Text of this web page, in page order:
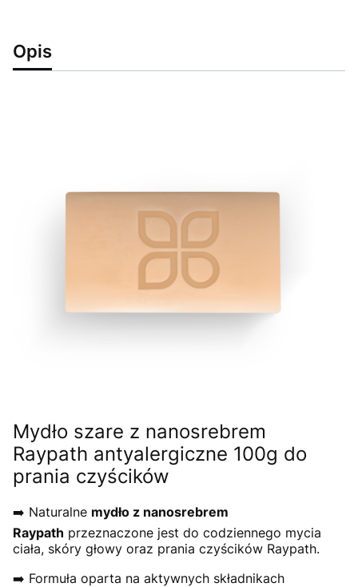
Opis
Mydło szare z nanosrebrem
Raypath antyalergiczne 100g do
prania czyścików
➡️ Naturalne mydło z nanosrebrem
Raypath przeznaczone jest do codziennego mycia
ciała, skóry głowy oraz prania czyścików Raypath.
➡️ Formuła oparta na aktywnych składnikach